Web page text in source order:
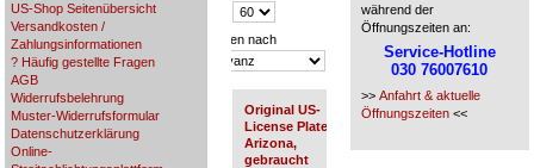
US-Shop Seitenübersicht
Versandkosten /
Zahlungsinformationen
? Häufig gestellte Fragen
AGB
Widerrufsbelehrung
Muster-Widerrufsformular
Datenschutzerklärung
Online-
während der
Öffnungszeiten an:
Service-Hotline
030 76007610
>> Anfahrt & aktuelle
Öffnungszeiten<<
Sortieren nach
Original US-
License Plate
Arizona,
gebraucht